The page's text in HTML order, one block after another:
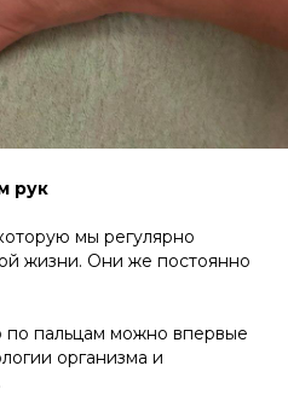
рук
мы регулярно
жизни. Они же постоянно
пальцам можно впервые
организма и